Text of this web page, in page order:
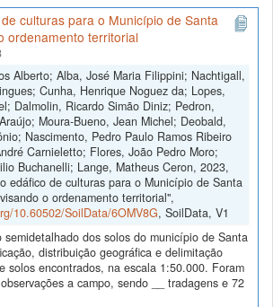
culturas para o Município de Santa
ordenamento territorial
Alberto; Alba, José Maria Filippini; Nachtigall,
Cunha, Henrique Noguez da; Lopes,
Dalmolin, Ricardo Simão Diniz; Pedron,
Moura-Bueno, Jean Michel; Deobald,
Nascimento, Pedro Paulo Ramos Ribeiro
Carnieletto; Flores, João Pedro Moro;
Buchanelli; Lange, Matheus Ceron, 2023,
edáfico de culturas para o Município de Santa
o ordenamento territorial",
10.60502/SoilData/6OMV8G, SoilData, V1
semidetalhado dos solos do município de Santa
distribuição geográfica e delimitação
solos encontrados, na escala 1:50.000. Foram
a campo, sendo __ tradagens e 72